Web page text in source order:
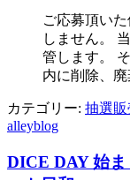
ご応募頂い
しません。
管します。
内に削除、廃
カテゴリー: 抽選販
alleyblog
DICE DAY 始